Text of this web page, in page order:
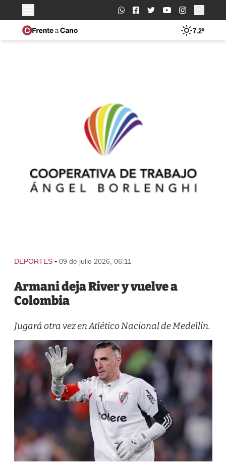
Buscar:
7.2º
DEPORTES - 09 de julio 2026, 06:11
Armani deja River y vuelve a
Colombia
Jugará otra vez en Atlético Nacional de Medellín.